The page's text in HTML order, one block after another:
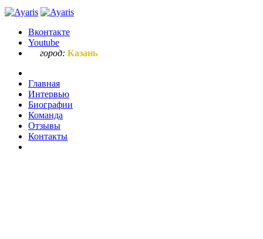
Вконтакте
Youtube
город: Казань
Главная
Интервью
Биографии
Команда
Отзывы
Контакты